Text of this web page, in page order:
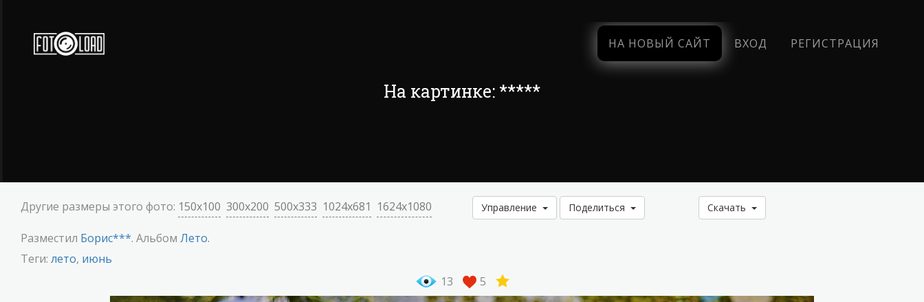
НА НОВЫЙ САЙТ ВХОД РЕГИСТРАЦИЯ
На картинке: *****
Другие размеры этого фото: 150x100 300x200 500x333 1024x681 1624x1080 Управление Поделиться Скачать
Разместил Борис***. Альбом Лето.
Теги: лето, июнь
13
5